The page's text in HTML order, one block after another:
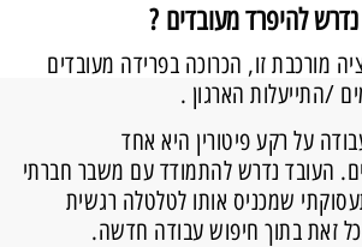
להיפרד מעובדים ?
מורכבת זו, הכרוכה בפרידה מעובדים
/התייעלות הארגון .
על רקע פיטורין היא אחד
העובד נדרש להתמודד עם משבר חברתי
שמכניס אותו לטלטלה רגשית
זאת בתוך חיפוש עבודה חדשה.